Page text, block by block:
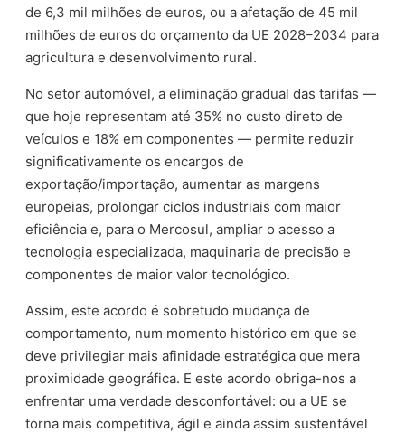
de 6,3 mil milhões de euros, ou a afetação de 45 mil
milhões de euros do orçamento da UE 2028–2034 para
agricultura e desenvolvimento rural.
No setor automóvel, a eliminação gradual das tarifas —
que hoje representam até 35% no custo direto de
veículos e 18% em componentes — permite reduzir
significativamente os encargos de
exportação/importação, aumentar as margens
europeias, prolongar ciclos industriais com maior
eficiência e, para o Mercosul, ampliar o acesso a
tecnologia especializada, maquinaria de precisão e
componentes de maior valor tecnológico.
Assim, este acordo é sobretudo mudança de
comportamento, num momento histórico em que se
deve privilegiar mais afinidade estratégica que mera
proximidade geográfica. E este acordo obriga-nos a
enfrentar uma verdade desconfortável: ou a UE se
torna mais competitiva, ágil e ainda assim sustentável